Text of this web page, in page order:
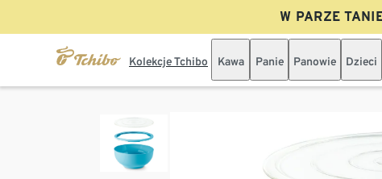
W PARZE
Kolekcje Tchibo Kawa Panie Panowie Dzieci